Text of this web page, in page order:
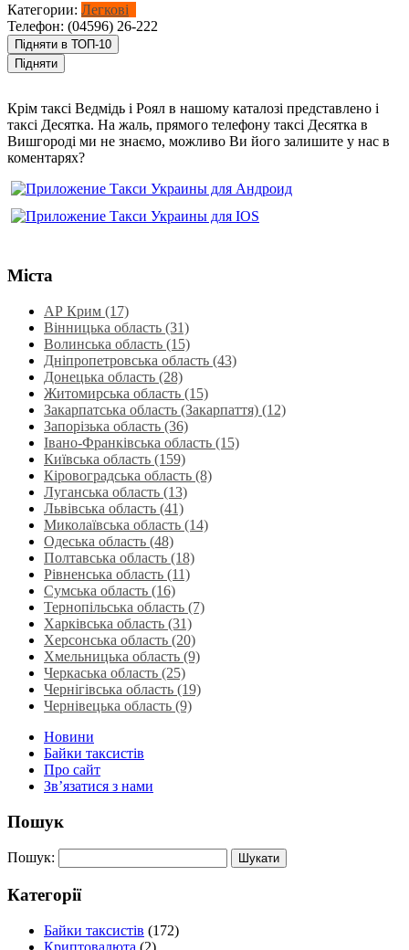
Категории: Легкові
Телефон: (04596) 26-222
Підняти в ТОП-10
Підняти
Крім таксі Ведмідь і Роял в нашому каталозі представлено і
таксі Десятка. На жаль, прямого телефону таксі Десятка в
Вишгороді ми не знаємо, можливо Ви його залишите у нас в
коментарях?
Міста
АР Крим (17)
Вінницька область (31)
Волинська область‎ (15)
Дніпропетровська область‎ (43)
Донецька область (28)
Житомирська область (15)
Закарпатська область (Закарпаття) (12)
Запорізька область (36)
Івано-Франківська область (15)
Київська область (159)
Кіровоградська область (8)
Луганська область‎ (13)
Львівська область‎ (41)
Миколаївська область‎ (14)
Одеська область‎ (48)
Полтавська область (18)
Рівненська область‎ (11)
Сумська область‎ (16)
Тернопільська область‎ (7)
Харківська область‎ (31)
Херсонська область‎ (20)
Хмельницька область‎ (9)
Черкаська область‎ (25)
Чернігівська область (19)
Чернівецька область (9)
Новини
Байки таксистів
Про сайт
Зв’язатися з нами
Пошук
Пошук:
Категорії
Байки таксистів (172)
Криптовалюта (2)